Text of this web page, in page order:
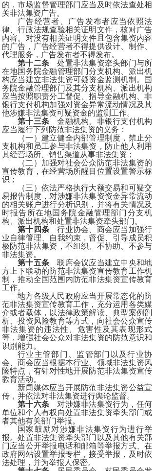
的，市场监督管理部门应当及时依法查处相
关非法集资广告。
广告经营者、广告发布者应当依照法
律、行政法规查验相关证明文件，核对广告
内容。对没有相关证明文件且包含集资内容
的广告，广告经营者不得提供设计、制作、
代理服务，广告发布者不得发布。
第十二条 处置非法集资牵头部门与所
在地国务院金融管理部门分支机构、派出机
构应当建立非法集资可疑资金监测机制。国
务院金融管理部门及其分支机构、派出机构
应当按照职责分工督促、指导金融机构、非
银行支付机构加强对资金异常流动情况及其
他涉嫌非法集资可疑资金的监测工作。
第十三条 金融机构、非银行支付机构
应当履行下列防范非法集资的义务：
（一）建立健全内部管理制度，禁止分
支机构和员工参与非法集资，防止他人利用
其经营场所、销售渠道从事非法集资；
（二）加强对社会公众防范非法集资的
宣传教育，在经营场所醒目位置设置警示标
识；
（三）依法严格执行大额交易和可疑交
易报告制度，对涉嫌非法集资资金异常流动
的相关账户进行分析识别，并将有关情况及
时报告所在地国务院金融管理部门分支机
构、派出机构和处置非法集资牵头部门。
第十四条 行业协会、商会应当加强行
业自律管理、自我约束，督促、引导成员积
极防范非法集资，不组织、不协助、不参与
非法集资。
第十五条 联席会议应当建立中央和地
方上下联动的防范非法集资宣传教育工作机
制，推动全国范围内防范非法集资宣传教育
工作。
地方各级人民政府应当开展常态化的防
范非法集资宣传教育工作，充分运用各类媒
介或者载体，以法律政策解读、典型案例剖
析、投资风险教育等方式，向社会公众宣传
非法集资的违法性、危害性及其表现形式
等，增强社会公众对非法集资的防范意识和
识别能力。
行业主管部门、监管部门以及行业协
会、商会应当根据本行业、领域非法集资风
险特点，有针对性地开展防范非法集资宣传
教育活动。
新闻媒体应当开展防范非法集资公益宣
传，并依法对非法集资进行舆论监督。
第十六条 对涉嫌非法集资行为，任何
单位和个人有权向处置非法集资牵头部门或
者其他有关部门举报。
国家鼓励对涉嫌非法集资行为进行举
报。处置非法集资牵头部门以及其他有关部
门应当公开举报电话和邮箱等举报方式、在
政府网站设置举报专栏，接受举报，及时依
法处理，并为举报人保密。